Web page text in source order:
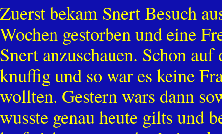
Zuerst bekam Snert Besuch
Wochen gestorben und eine
Snert anzuschauen. Schon
knuffig und so war es keine
wollten. Gestern wars dann
wusste genau heute gilts und